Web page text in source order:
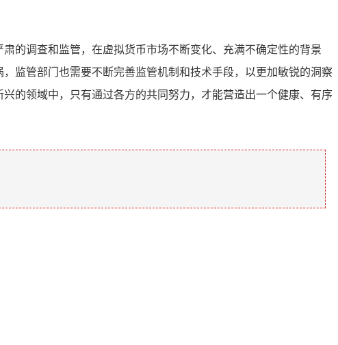
的调查和监管，在虚拟货币市场不断变化、充满不确定性的背景
监管部门也需要不断完善监管机制和技术手段，以更加敏锐的洞察
的领域中，只有通过各方的共同努力，才能营造出一个健康、有序